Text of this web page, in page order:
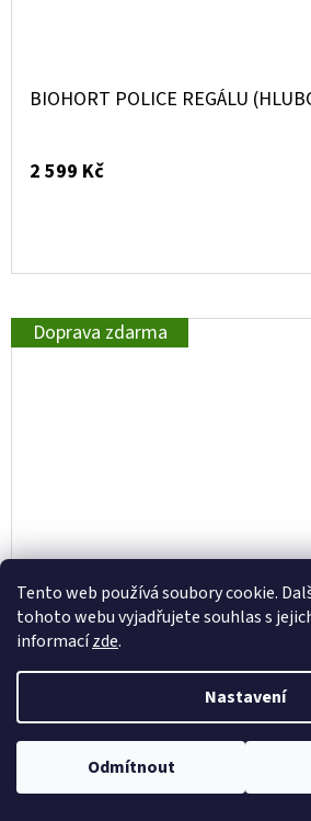
Tento web používá soubory cookie.
tohoto webu vyjadřujete souhlas s
informacízde.
Nastavení
Odmítnout
BIOHORT POLICE REGÁLU
2 599 Kč
Doprava zdarma
BIOHORT RAMPA PRO PRÁH
2 599 Kč